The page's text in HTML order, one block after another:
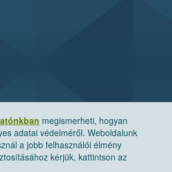
megismerheti, hogyan
adatai védelméről. Weboldalunk
a jobb felhasználói élmény
kérjük, kattintson az